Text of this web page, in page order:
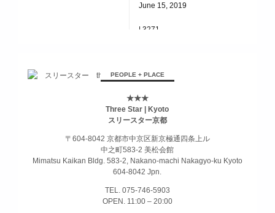
June 15, 2019
|3271
PEOPLE + PLACE
★★★
Three Star | Kyoto
スリースター京都
〒604-8042 京都市中京区新京極通四条上ル
中之町583-2 美松会館
Mimatsu Kaikan Bldg. 583-2, Nakano-machi Nakagyo-ku Kyoto
604-8042 Jpn.
TEL. 075-746-5903
OPEN. 11:00 – 20:00